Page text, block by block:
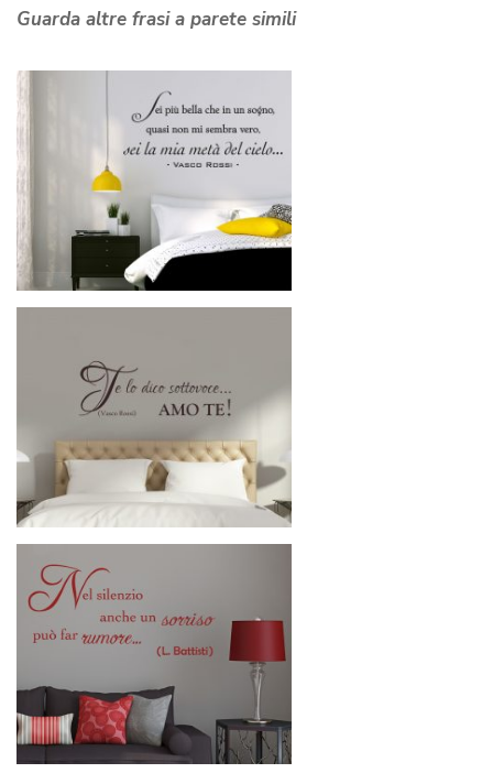
Guarda altre frasi a parete simili